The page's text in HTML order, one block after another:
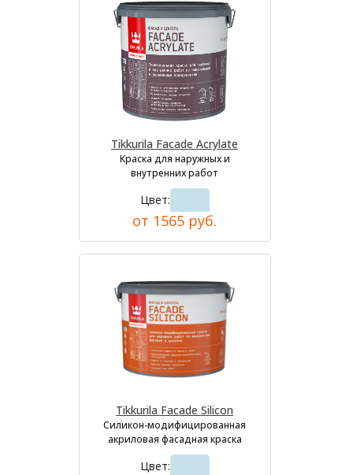
Tikkurila Facade Acrylate
Краска для наружных и
внутренних работ
Цвет:
от 1565 руб.
Tikkurila Facade Silicon
Силикон-модифицированная
акриловая фасадная краска
Цвет: